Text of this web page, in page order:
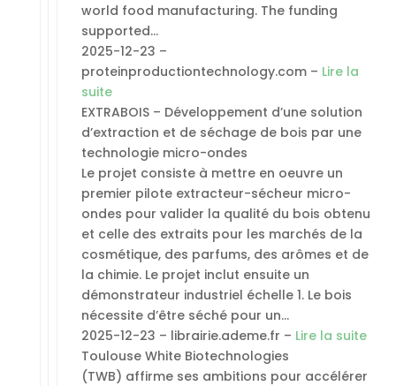
world food manufacturing. The funding
supported…
2025-12-23 –
proteinproductiontechnology.com – Lire la
suite
EXTRABOIS – Développement d’une solution
d’extraction et de séchage de bois par une
technologie micro-ondes
Le projet consiste à mettre en oeuvre un
premier pilote extracteur-sécheur micro-
ondes pour valider la qualité du bois obtenu
et celle des extraits pour les marchés de la
cosmétique, des parfums, des arômes et de
la chimie. Le projet inclut ensuite un
démonstrateur industriel échelle 1. Le bois
nécessite d’être séché pour un…
2025-12-23 – librairie.ademe.fr – Lire la suite
Toulouse White Biotechnologies
(TWB) affirme ses ambitions pour accélérer